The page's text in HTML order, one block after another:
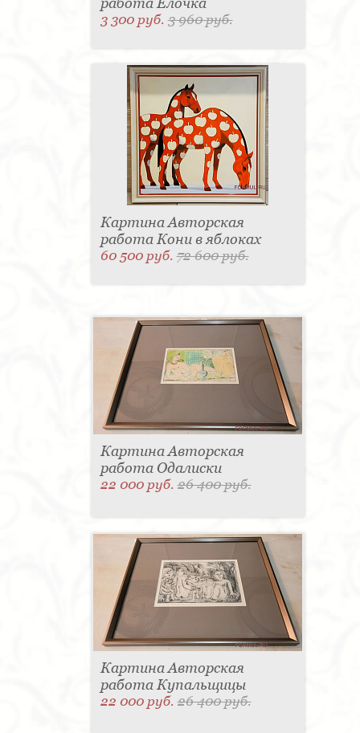
3 300 руб.3 960 руб.
Картина Авторская
работа Кони в яблоках
60 500 руб.72 600 руб.
Картина Авторская
работа Одалиски
22 000 руб.26 400 руб.
Картина Авторская
работа Купальщицы
22 000 руб.26 400 руб.